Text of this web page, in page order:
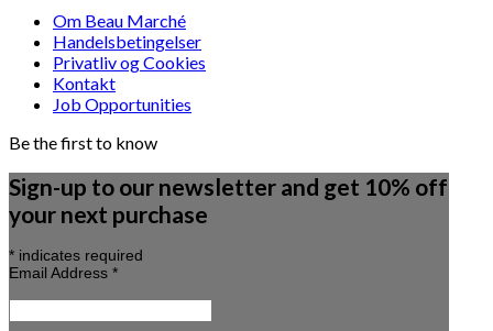
Om Beau Marché
Handelsbetingelser
Privatliv og Cookies
Kontakt
Job Opportunities
Be the first to know
Sign-up to our newsletter and get 10% off
your next purchase
* indicates required
Email Address *